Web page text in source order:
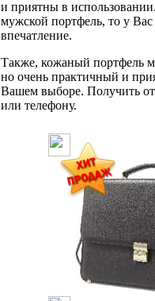
и приятны в
мужской портфель, то у Вас
впечатление.
Также, кожаный портфель
но очень практичный и
Вашем выборе. Получить
или телефону.